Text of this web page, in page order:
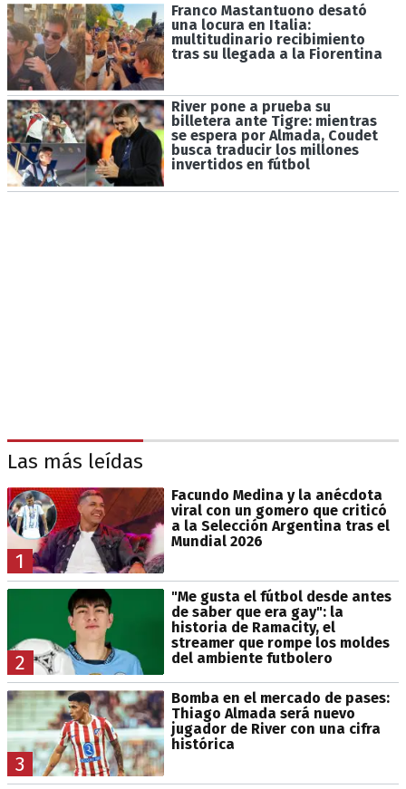
Franco Mastantuono desató
una locura en Italia:
multitudinario recibimiento
tras su llegada a la Fiorentina
River pone a prueba su
billetera ante Tigre: mientras
se espera por Almada, Coudet
busca traducir los millones
invertidos en fútbol
Las más leídas
1
Facundo Medina y la anécdota
viral con un gomero que criticó
a la Selección Argentina tras el
Mundial 2026
2
"Me gusta el fútbol desde antes
de saber que era gay": la
historia de Ramacity, el
streamer que rompe los moldes
del ambiente futbolero
3
Bomba en el mercado de pases:
Thiago Almada será nuevo
jugador de River con una cifra
histórica